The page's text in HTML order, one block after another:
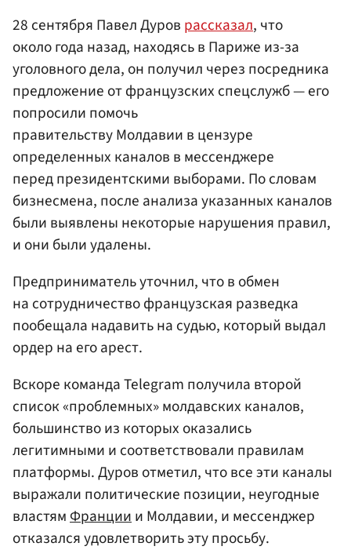
28 сентября Павел Дуров рассказал, что
около года назад, находясь в Париже из-за
уголовного дела, он получил через посредника
предложение от французских спецслужб — его
попросили помочь
правительству Молдавии в цензуре
определенных каналов в мессенджере
перед президентскими выборами. По словам
бизнесмена, после анализа указанных каналов
были выявлены некоторые нарушения правил,
и они были удалены.
Предприниматель уточнил, что в обмен
на сотрудничество французская разведка
пообещала надавить на судью, который выдал
ордер на его арест.
Вскоре команда Telegram получила второй
список «проблемных» молдавских каналов,
большинство из которых оказались
легитимными и соответствовали правилам
платформы. Дуров отметил, что все эти каналы
выражали политические позиции, неугодные
властямФранциии Молдавии, и мессенджер
отказался удовлетворить эту просьбу.